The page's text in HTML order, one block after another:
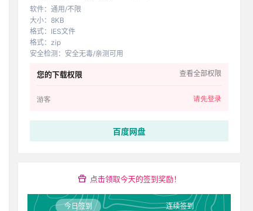
软件： 通用/不限
大小： 8KB
格式： IES文件
格式： zip
安全检测 ： 安全无毒/亲测可用
您的下载权限 查看全部权限
游客 请先登录
百度网盘
点击领取今天的签到奖励！
今日签到 连续签到